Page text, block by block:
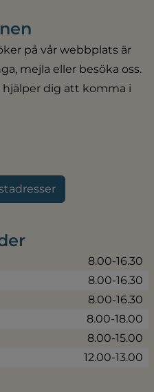
på vår webbplats är
mejla eller besöka oss.
hjälper dig att komma i
8.00-16.30
8.00-16.30
8.00-16.30
8.00-18.00
8.00-15.00
12.00-13.00